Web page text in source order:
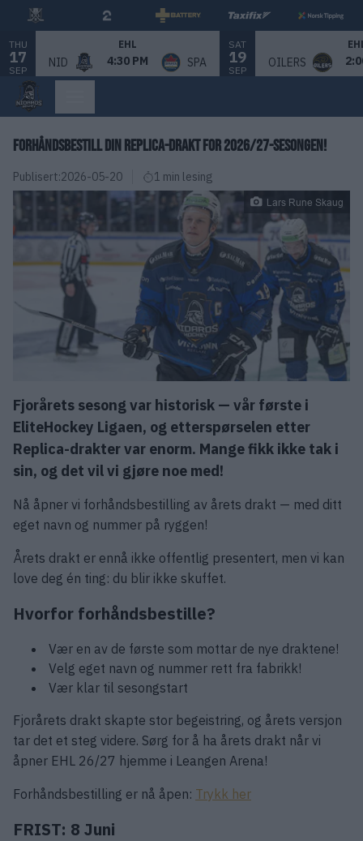
THU
17
SEP
EHL
NID 4:30 PM SPA
SAT
19
SEP
OILERS
FORHÅNDSBESTILL DIN REPLICA-DRAKT FOR 2026/27-SESONGEN!
Publisert:2026-05-20 1 min lesing
Lars Rune Skaug
Fjorårets sesong var historisk — vår første i
EliteHockey Ligaen, og etterspørselen etter
Replica-drakter var enorm. Mange fikk ikke tak i
sin, og det vil vi gjøre noe med!
Nå åpner vi forhåndsbestilling av årets drakt — med ditt
eget navn og nummer på ryggen!
Årets drakt er ennå ikke offentlig presentert, men vi kan
love deg én ting: du blir ikke skuffet.
Hvorfor forhåndsbestille?
Vær en av de første som mottar de nye draktene!
Velg eget navn og nummer rett fra fabrikk!
Vær klar til sesongstart
Fjorårets drakt skapte stor begeistring, og årets versjon
tar det et steg videre. Sørg for å ha årets drakt når vi
åpner EHL 26/27 hjemme i Leangen Arena!
Forhåndsbestilling er nå åpen: Trykk her
FRIST: 8 Juni